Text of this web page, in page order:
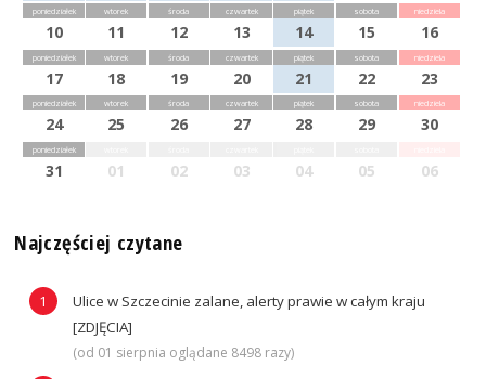
poniedziałek
10
wtorek
11
środa
12
czwartek
13
piątek
14
sobota
15
niedziela
16
poniedziałek
17
wtorek
18
środa
19
czwartek
20
piątek
21
sobota
22
niedziela
23
poniedziałek
24
wtorek
25
środa
26
czwartek
27
piątek
28
sobota
29
niedziela
30
poniedziałek
31 01 02 03 04 05 06
Najczęściej czytane
Ulice w Szczecinie zalane, alerty prawie w całym kraju
[ZDJĘCIA]
(od 01 sierpnia oglądane 8498 razy)